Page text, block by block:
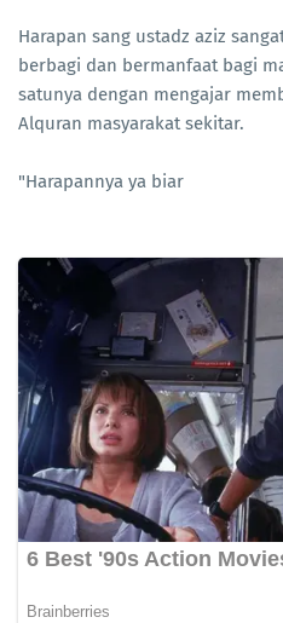
Harapan sang ustadz aziz
berbagi dan bermanfaat bagi
satunya dengan mengajar
Alquran masyarakat sekitar.
"Harapannya ya biar